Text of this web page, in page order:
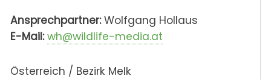
Ansprechpartner:Wolfgang Hollaus
E-Mail: wh@wildlife-media.at
Österreich / Bezirk Melk